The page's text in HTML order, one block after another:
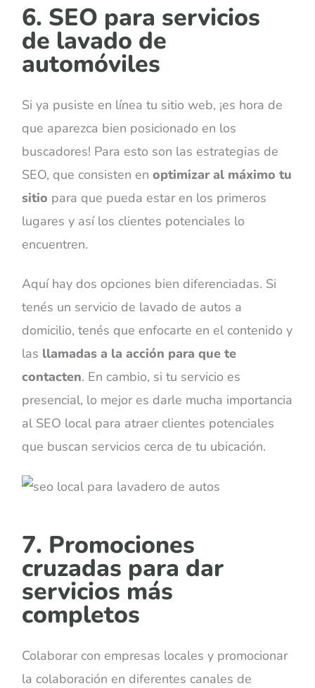
6. SEO para servicios
de lavado de
automóviles
Si ya pusiste en línea tu sitio web, ¡es hora de
que aparezca bien posicionado en los
buscadores! Para esto son las estrategias de
SEO, que consisten enoptimizar al máximo tu
sitio para que pueda estar en los primeros
lugares y así los clientes potenciales lo
encuentren.
Aquí hay dos opciones bien diferenciadas. Si
tenés un servicio de lavado de autos a
domicilio, tenés que enfocarte en el contenido y
las llamadas a la acción para que te
contacten. En cambio, si tu servicio es
presencial, lo mejor es darle mucha importancia
al SEO local para atraer clientes potenciales
que buscan servicios cerca de tu ubicación.
7. Promociones
cruzadas para dar
servicios más
completos
Colaborar con empresas locales y promocionar
la colaboración en diferentes canales de